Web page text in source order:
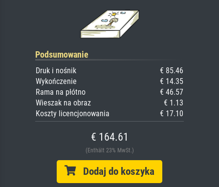
Podsumowanie
Druk i nośnik
€ 85.46
Wykończenie
€ 14.35
Rama na płótno
€ 46.57
Wieszak na obraz
€ 1.13
Koszty licencjonowania
€ 17.10
€ 164.61
(Enthält 23% MwSt.)
Dodaj do koszyka